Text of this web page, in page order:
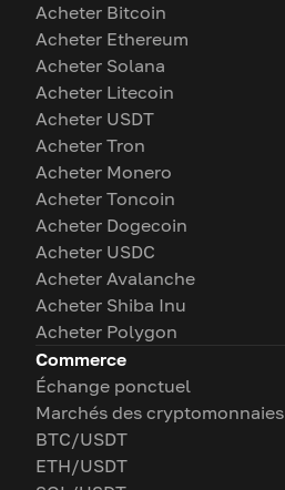
Acheter Bitcoin
Acheter Ethereum
Acheter Solana
Acheter Litecoin
Acheter USDT
Acheter Tron
Acheter Monero
Acheter Toncoin
Acheter Dogecoin
Acheter USDC
Acheter Avalanche
Acheter Shiba Inu
Acheter Polygon
Commerce
Échange ponctuel
Marchés des cryptomonnaies
BTC/USDT
ETH/USDT